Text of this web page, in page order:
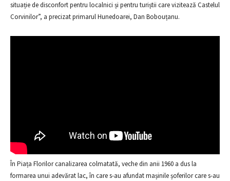
situație de disconfort pentru localnici și pentru turiștii care vizitează Castelul
Corvinilor”, a precizat primarul Hunedoarei, Dan Bobouțanu.
În Piața Florilor canalizarea colmatată, veche din anii 1960 a dus la
formarea unui adevărat lac, în care s-au afundat mașinile șoferilor care s-au